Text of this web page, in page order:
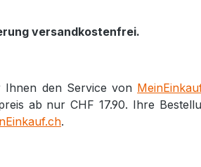
versandkostenfrei.
Ihnen den Service von
ab nur CHF 17.90. Ihre
.